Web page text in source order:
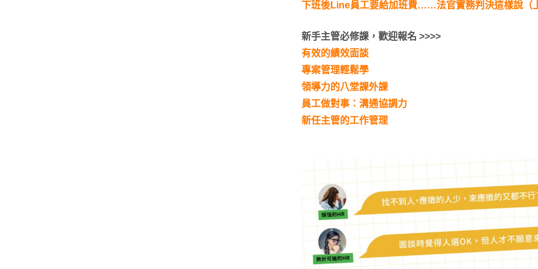
下班後Line員工要給加班費……法官實務判決這樣說（
新手主管必修課，歡迎報名 >>>>
有效的績效面談
專案管理輕鬆學
領導力的八堂課外課
員工做對事：溝通協調力
新任主管的工作管理